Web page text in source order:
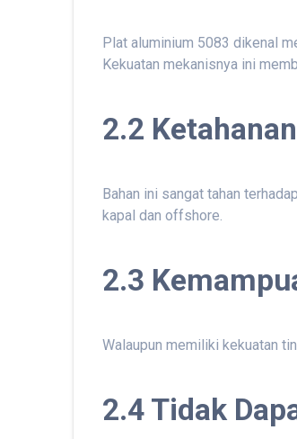
Plat aluminium 5083 dikenal
Kekuatan mekanisnya ini
2.2
Bahan ini sangat tahan
kapal dan offshore.
2.3
Walaupun memiliki kekuatan
2.4 Tidak